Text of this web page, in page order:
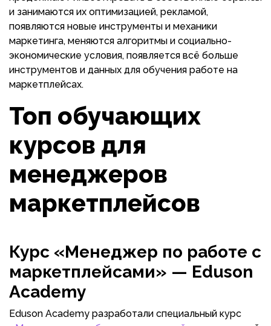
и занимаются их оптимизацией, рекламой,
появляются новые инструменты и механики
маркетинга, меняются алгоритмы и социально-
экономические условия, появляется всё больше
инструментов и данных для обучения работе на
маркетплейсах.
Топ обучающих
курсов для
менеджеров
маркетплейсов
Курс «Менеджер по работе с
маркетплейсами» — Eduson
Academy
Eduson Academy разработали специальный курс